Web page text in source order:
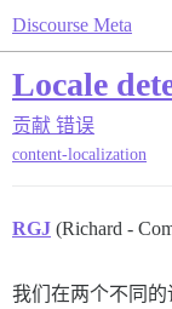
Discourse Meta
Locale
贡献 错误
content-localization
RGJ (Richard -
我们在两个不同